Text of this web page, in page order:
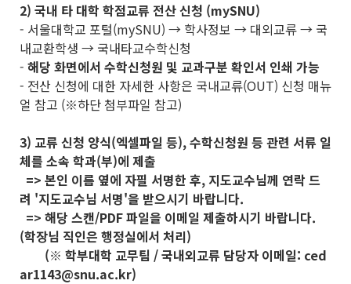
2) 국내 타 대학 학점교류 전산 신청 (mySNU)
- 서울대학교 포털(mySNU) → 학사정보 → 대외교류 → 국
내교환학생 → 국내타교수학신청
- 해당 화면에서 수학신청원 및 교과구분 확인서 인쇄 가능
- 전산 신청에 대한 자세한 사항은 국내교류(OUT) 신청 매뉴
얼 참고 (※하단 첨부파일 참고)
3) 교류 신청 양식(엑셀파일 등), 수학신청원 등 관련 서류 일
체를 소속 학과(부)에 제출
=> 본인 이름 옆에 자필 서명한 후, 지도교수님께 연락 드
려 '지도교수님 서명'을 받으시기 바랍니다.
=> 해당 스캔/PDF 파일을 이메일 제출하시기 바랍니다.
(학장님 직인은 행정실에서 처리)
(※ 학부대학 교무팀 / 국내외교류 담당자 이메일: ced
ar1143@snu.ac.kr)